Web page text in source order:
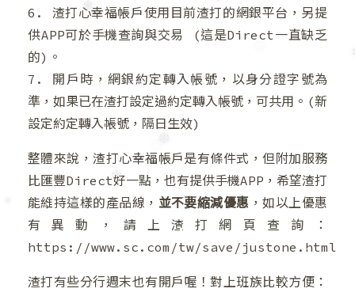
6. 渣打心幸福帳戶使用目前渣打的網銀平台，另提
供APP可於手機查詢與交易 (這是Direct一直缺乏
的)。
7. 開戶時，網銀約定轉入帳號，以身分證字號為
準，如果已在渣打設定過約定轉入帳號，可共用。(新
設定約定轉入帳號，隔日生效)
整體來說，渣打心幸福帳戶是有條件式，但附加服務
比匯豐Direct好一點，也有提供手機APP，希望渣打
能維持這樣的產品線， 並不要縮減優惠 ，如以上優惠
有異動，請上渣打網頁查詢：
https://www.sc.com/tw/save/justone.html
渣打有些分行週末也有開戶喔！對上班族比較方便：
❆
❅
❄